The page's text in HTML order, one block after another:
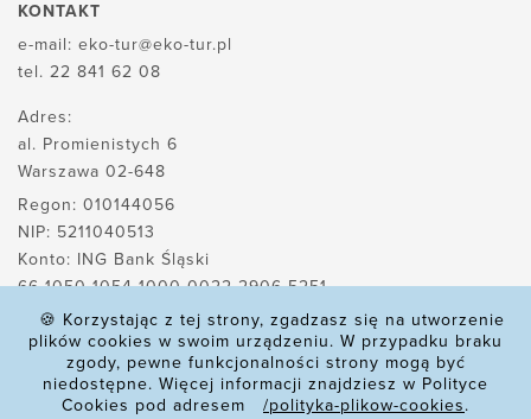
KONTAKT
e-mail: eko-tur@eko-tur.pl
tel. 22 841 62 08
Adres:
al. Promienistych 6
Warszawa 02-648
Regon: 010144056
NIP: 5211040513
Konto: ING Bank Śląski
66 1050 1054 1000 0022 2906 5251
POLITYKA PLIKÓW COOKIES
POLITYKA PRYWATNOŚCI
🍪 Korzystając z tej strony, zgadzasz się na utworzenie
plików cookies w swoim urządzeniu. W przypadku braku
zgody, pewne funkcjonalności strony mogą być
niedostępne. Więcej informacji znajdziesz w Polityce
Cookies pod adresem
/polityka-plikow-cookies.